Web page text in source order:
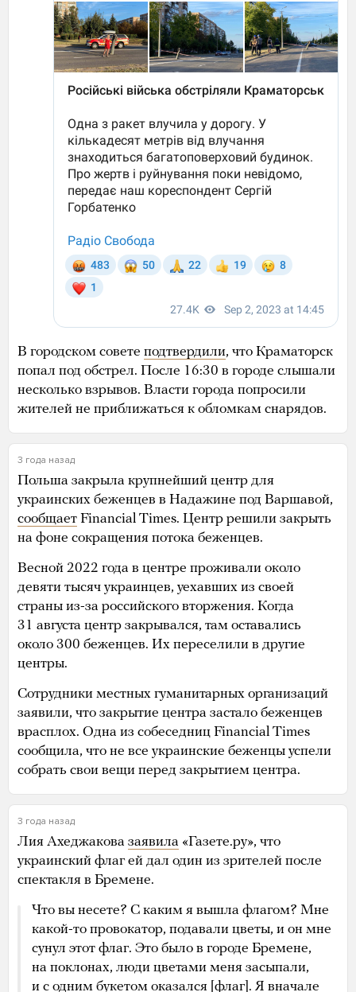
В городском совете подтвердили, что Краматорск
попал под обстрел. После 16:30 в городе слышали
несколько взрывов. Власти города попросили
жителей не приближаться к обломкам снарядов.
3 года назад
Польша закрыла крупнейший центр для
украинских беженцев в Надажине под Варшавой,
сообщает Financial Times. Центр решили закрыть
на фоне сокращения потока беженцев.
Весной 2022 года в центре проживали около
девяти тысяч украинцев, уехавших из своей
страны из-за российского вторжения. Когда
31 августа центр закрывался, там оставались
около 300 беженцев. Их переселили в другие
центры.
Сотрудники местных гуманитарных организаций
заявили, что закрытие центра застало беженцев
врасплох. Одна из собеседниц Financial Times
сообщила, что не все украинские беженцы успели
собрать свои вещи перед закрытием центра.
3 года назад
Лия Ахеджакова заявила «Газете.ру», что
украинский флаг ей дал один из зрителей после
спектакля в Бремене.
Что вы несете? С каким я вышла флагом? Мне
какой-то провокатор, подавали цветы, и он мне
сунул этот флаг. Это было в городе Бремене,
на поклонах, люди цветами меня засыпали,
и с одним букетом оказался [флаг]. Я вначале